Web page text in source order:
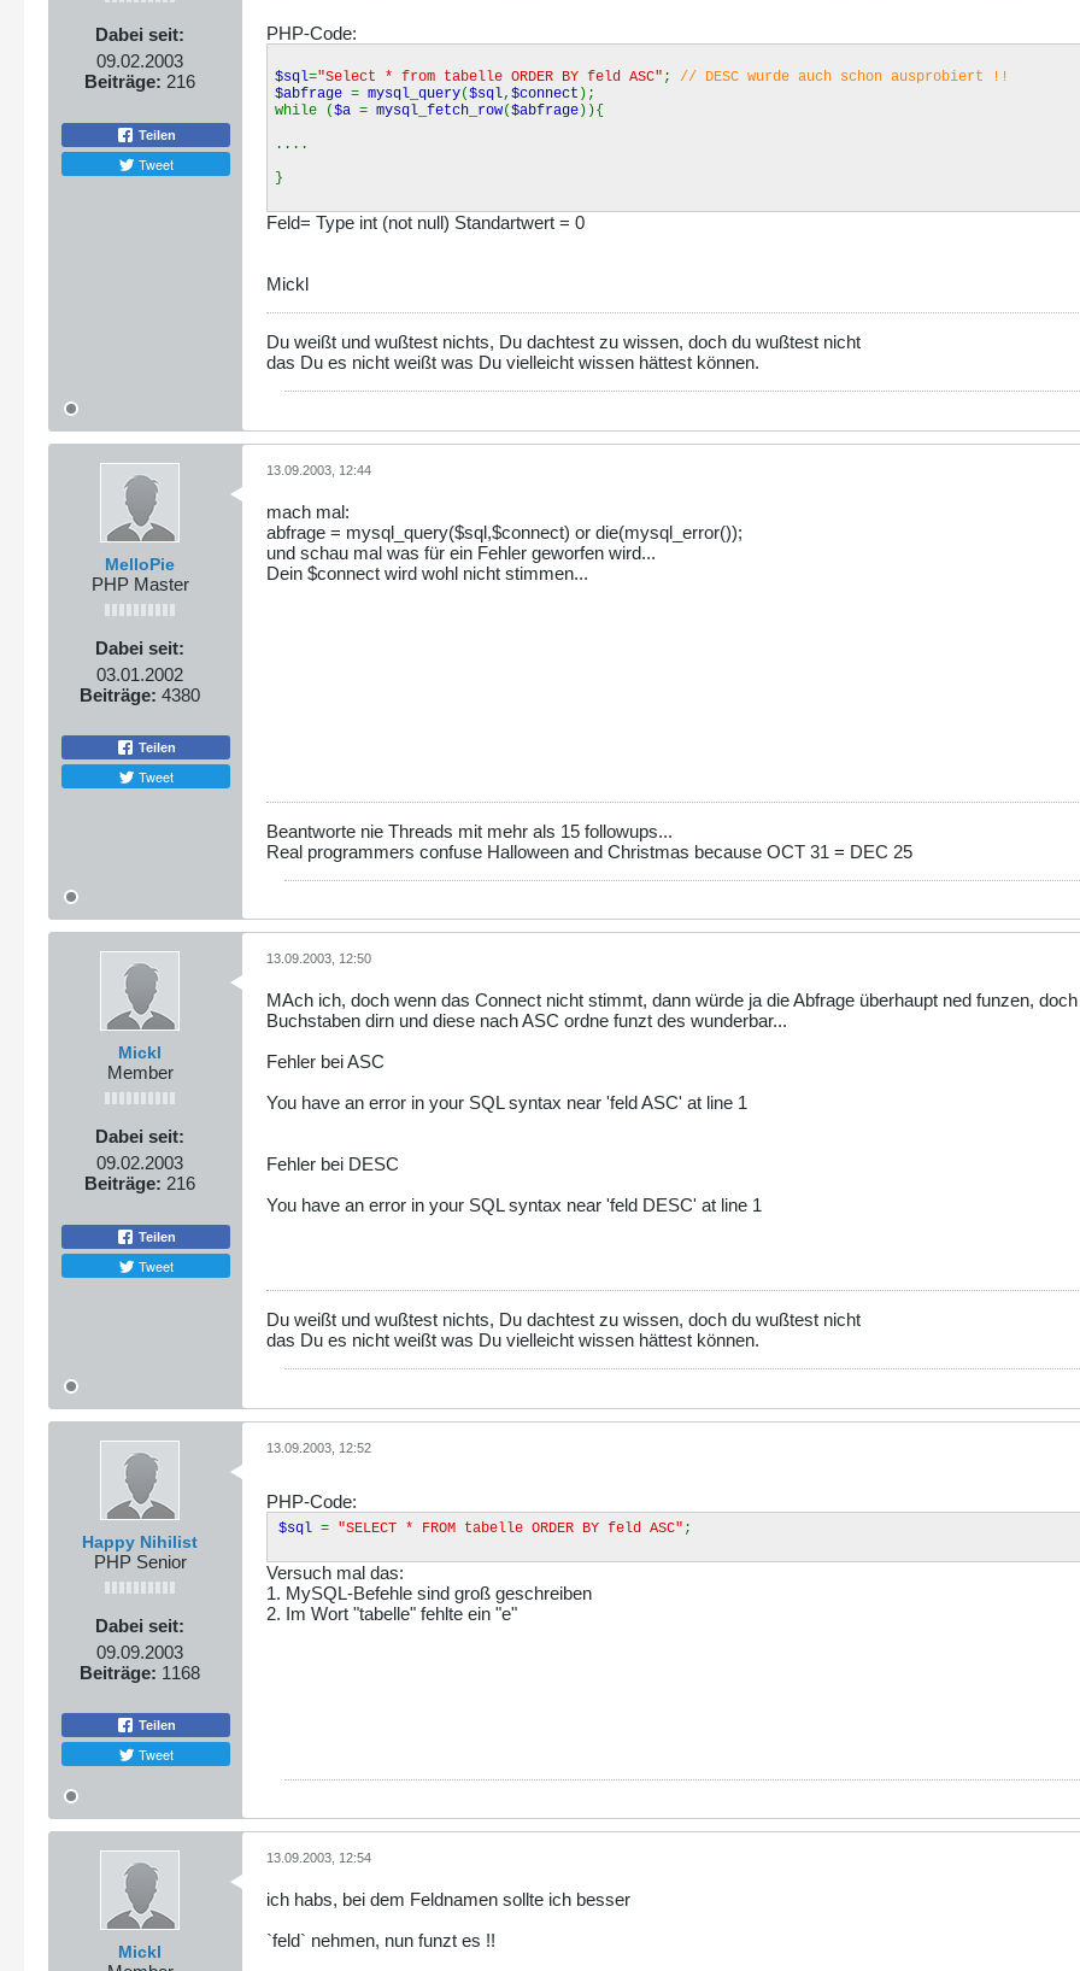
Dabei seit:
09.02.2003
Beiträge: 216
Teilen
Tweet
PHP-Code:
$sql="Select * from tabelle ORDER BY feld ASC" ; // DESC wurde auch schon ausprobiert !!
$abfrage = mysql_query($sql, $connect );
while ($a = mysql_fetch_row($abfrage )){
....
}
Feld= Type int (not null) Standartwert = 0
Mickl
Du weißt und wußtest nichts, Du dachtest zu wissen, doch du wußtest nicht
das Du es nicht weißt was Du vielleicht wissen hättest können.
MelloPie
PHP Master
Dabei seit:
03.01.2002
Beiträge: 4380
Teilen
Tweet
13.09.2003, 12:44
mach mal:
abfrage = mysql_query($sql,$connect) or die(mysql_error());
und schau mal was für ein Fehler geworfen wird...
Dein $connect wird wohl nicht stimmen...
Beantworte nie Threads mit mehr als 15 followups...
Real programmers confuse Halloween and Christmas because OCT 31 = DEC 25
Mickl
Member
Dabei seit:
09.02.2003
Beiträge: 216
Teilen
Tweet
13.09.2003, 12:50
MAch ich, doch wenn das Connect nicht stimmt, dann würde ja die Abfrage überhaupt ned funzen,
Buchstaben dirn und diese nach ASC ordne funzt des wunderbar...
Fehler bei ASC
You have an error in your SQL syntax near 'feld ASC' at line 1
Fehler bei DESC
You have an error in your SQL syntax near 'feld DESC' at line 1
Du weißt und wußtest nichts, Du dachtest zu wissen, doch du wußtest nicht
das Du es nicht weißt was Du vielleicht wissen hättest können.
Happy Nihilist
PHP Senior
Dabei seit:
09.09.2003
Beiträge: 1168
Teilen
Tweet
13.09.2003, 12:52
PHP-Code:
$sql = "SELECT * FROM tabelle ORDER BY feld ASC" ;
Versuch mal das:
1. MySQL-Befehle sind groß geschreiben
2. Im Wort "tabelle" fehlte ein "e"
Mickl
13.09.2003, 12:54
ich habs, bei dem Feldnamen sollte ich besser
`feld` nehmen, nun funzt es !!